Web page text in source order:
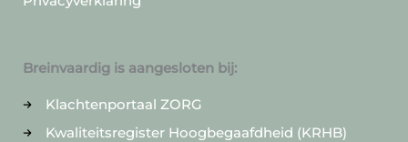
Breinvaardig is aangesloten bij:
Klachtenportaal ZORG
Kwaliteitsregister Hoogbegaafdheid (KRHB)